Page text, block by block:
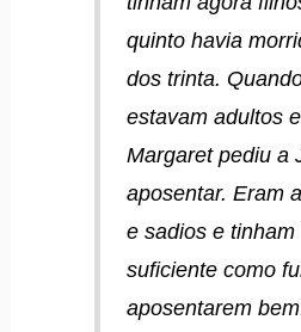
quinto havia
dos trinta.
estavam adultos
Margaret pediu a
aposentar. Eram
e sadios e tinham
suficiente como
aposentarem